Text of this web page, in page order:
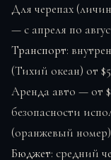
Для черепах
— с апреля по
Транспорт:
(Тихий океан) от
Аренда авто — от
безопасности
(оранжевый
Бюджет: средний